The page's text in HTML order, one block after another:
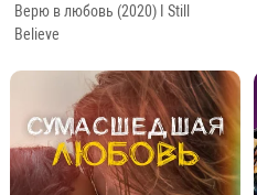
Верю в любовь (2020) I Still
Believe